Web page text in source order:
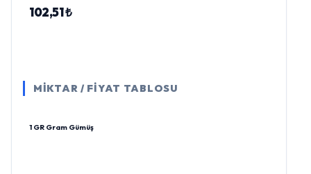
102,51 ₺
MİKTAR / FİYAT TABLOSU
1 GR Gram Gümüş